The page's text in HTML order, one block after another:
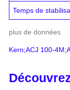
Temps de
plus de données
Kern;ACJ 100-